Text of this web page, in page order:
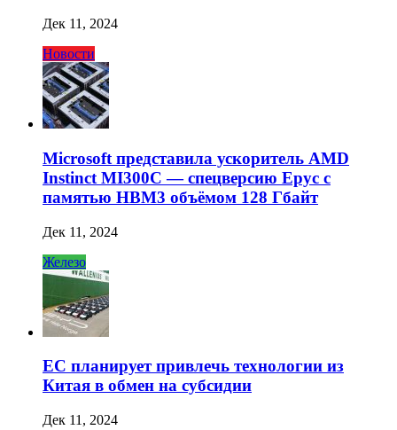
Дек 11, 2024
Новости
Microsoft представила ускоритель AMD
Instinct MI300C — спецверсию Epyc с
памятью HBM3 объёмом 128 Гбайт
Дек 11, 2024
Железо
ЕС планирует привлечь технологии из
Китая в обмен на субсидии
Дек 11, 2024